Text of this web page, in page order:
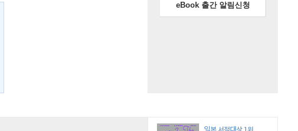
eBook 출간 알림신청